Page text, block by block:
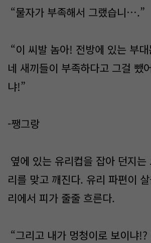
“물자가 부족해서 그랬습니….”
“이 씨발 놈아! 전방에 있는 부
네 새끼들이 부족하다고 그걸 뺐
냐!”
-쨍그랑
옆에 있는 유리컵을 잡아 던지는
리를 맞고 깨진다. 유리 파편이
리에서 피가 줄줄 흐른다.
“그리고 내가 멍청이로 보이냐